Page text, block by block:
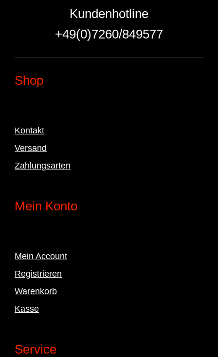
Kundenhotline
+49(0)7260/849577
Shop
Kontakt
Versand
Zahlungsarten
Mein Konto
Mein Account
Registrieren
Warenkorb
Kasse
Service